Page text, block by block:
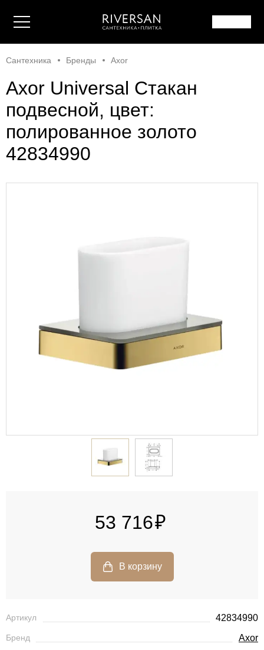
Сантехника Бренды Axor
Axor Universal Стакан
подвесной, цвет:
полированное золото
42834990
Артикул 42834990
Бренд Axor
53 716